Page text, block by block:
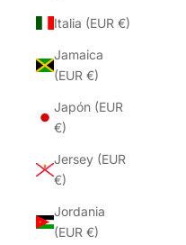
Italia (EUR €)
Jamaica
(EUR €)
Japón (EUR
€)
Jersey (EUR
€)
Jordania
(EUR €)